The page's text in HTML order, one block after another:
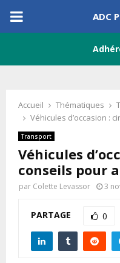
PRIMARY
ADC
Accueil Thématiques
Véhicules d’occasion :
Transport
Véhicules
conseils pour
par Colette Levassor 3
PARTAGE 0